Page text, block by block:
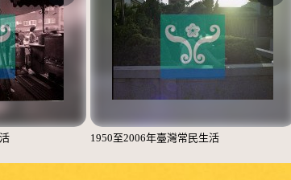
1950至2006年臺灣常民生活